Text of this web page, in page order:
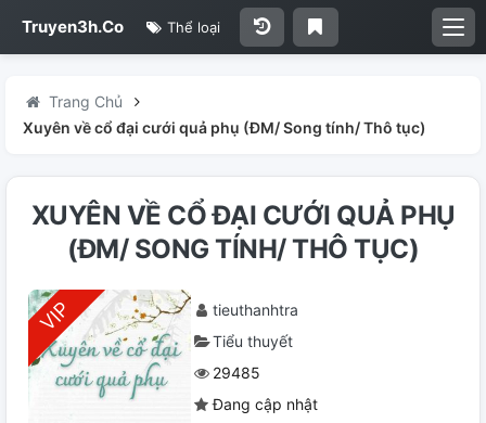
Truyen3h.Co Thể loại
Trang Chủ
Xuyên về cổ đại cưới quả phụ (ĐM/ Song tính/ Thô tục)
XUYÊN VỀ CỔ ĐẠI CƯỚI QUẢ PHỤ
(ĐM/ SONG TÍNH/ THÔ TỤC)
tieuthanhtra
Tiểu thuyết
29485
Đang cập nhật